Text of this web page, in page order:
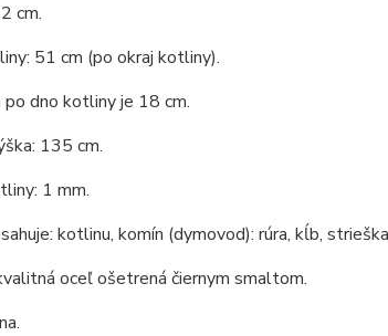
cm.
51 cm (po okraj kotliny).
po dno kotliny je 18 cm.
135 cm.
1 mm.
kotlinu, komín (dymovod): rúra, kĺb,
oceľ ošetrená čiernym smaltom.